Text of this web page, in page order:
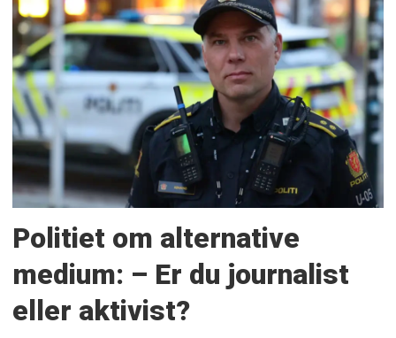
Politiet om alternative
medium: – Er du journalist
eller aktivist?